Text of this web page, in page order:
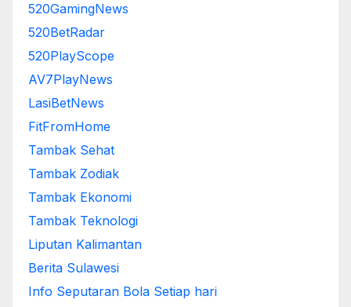
520GamingNews
520BetRadar
520PlayScope
AV7PlayNews
LasiBetNews
FitFromHome
Tambak Sehat
Tambak Zodiak
Tambak Ekonomi
Tambak Teknologi
Liputan Kalimantan
Berita Sulawesi
Info Seputaran Bola Setiap hari